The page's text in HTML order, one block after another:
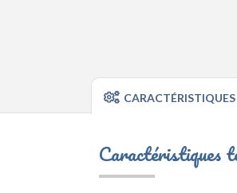
CARACTÉRISTIQUES
Caractéristiques